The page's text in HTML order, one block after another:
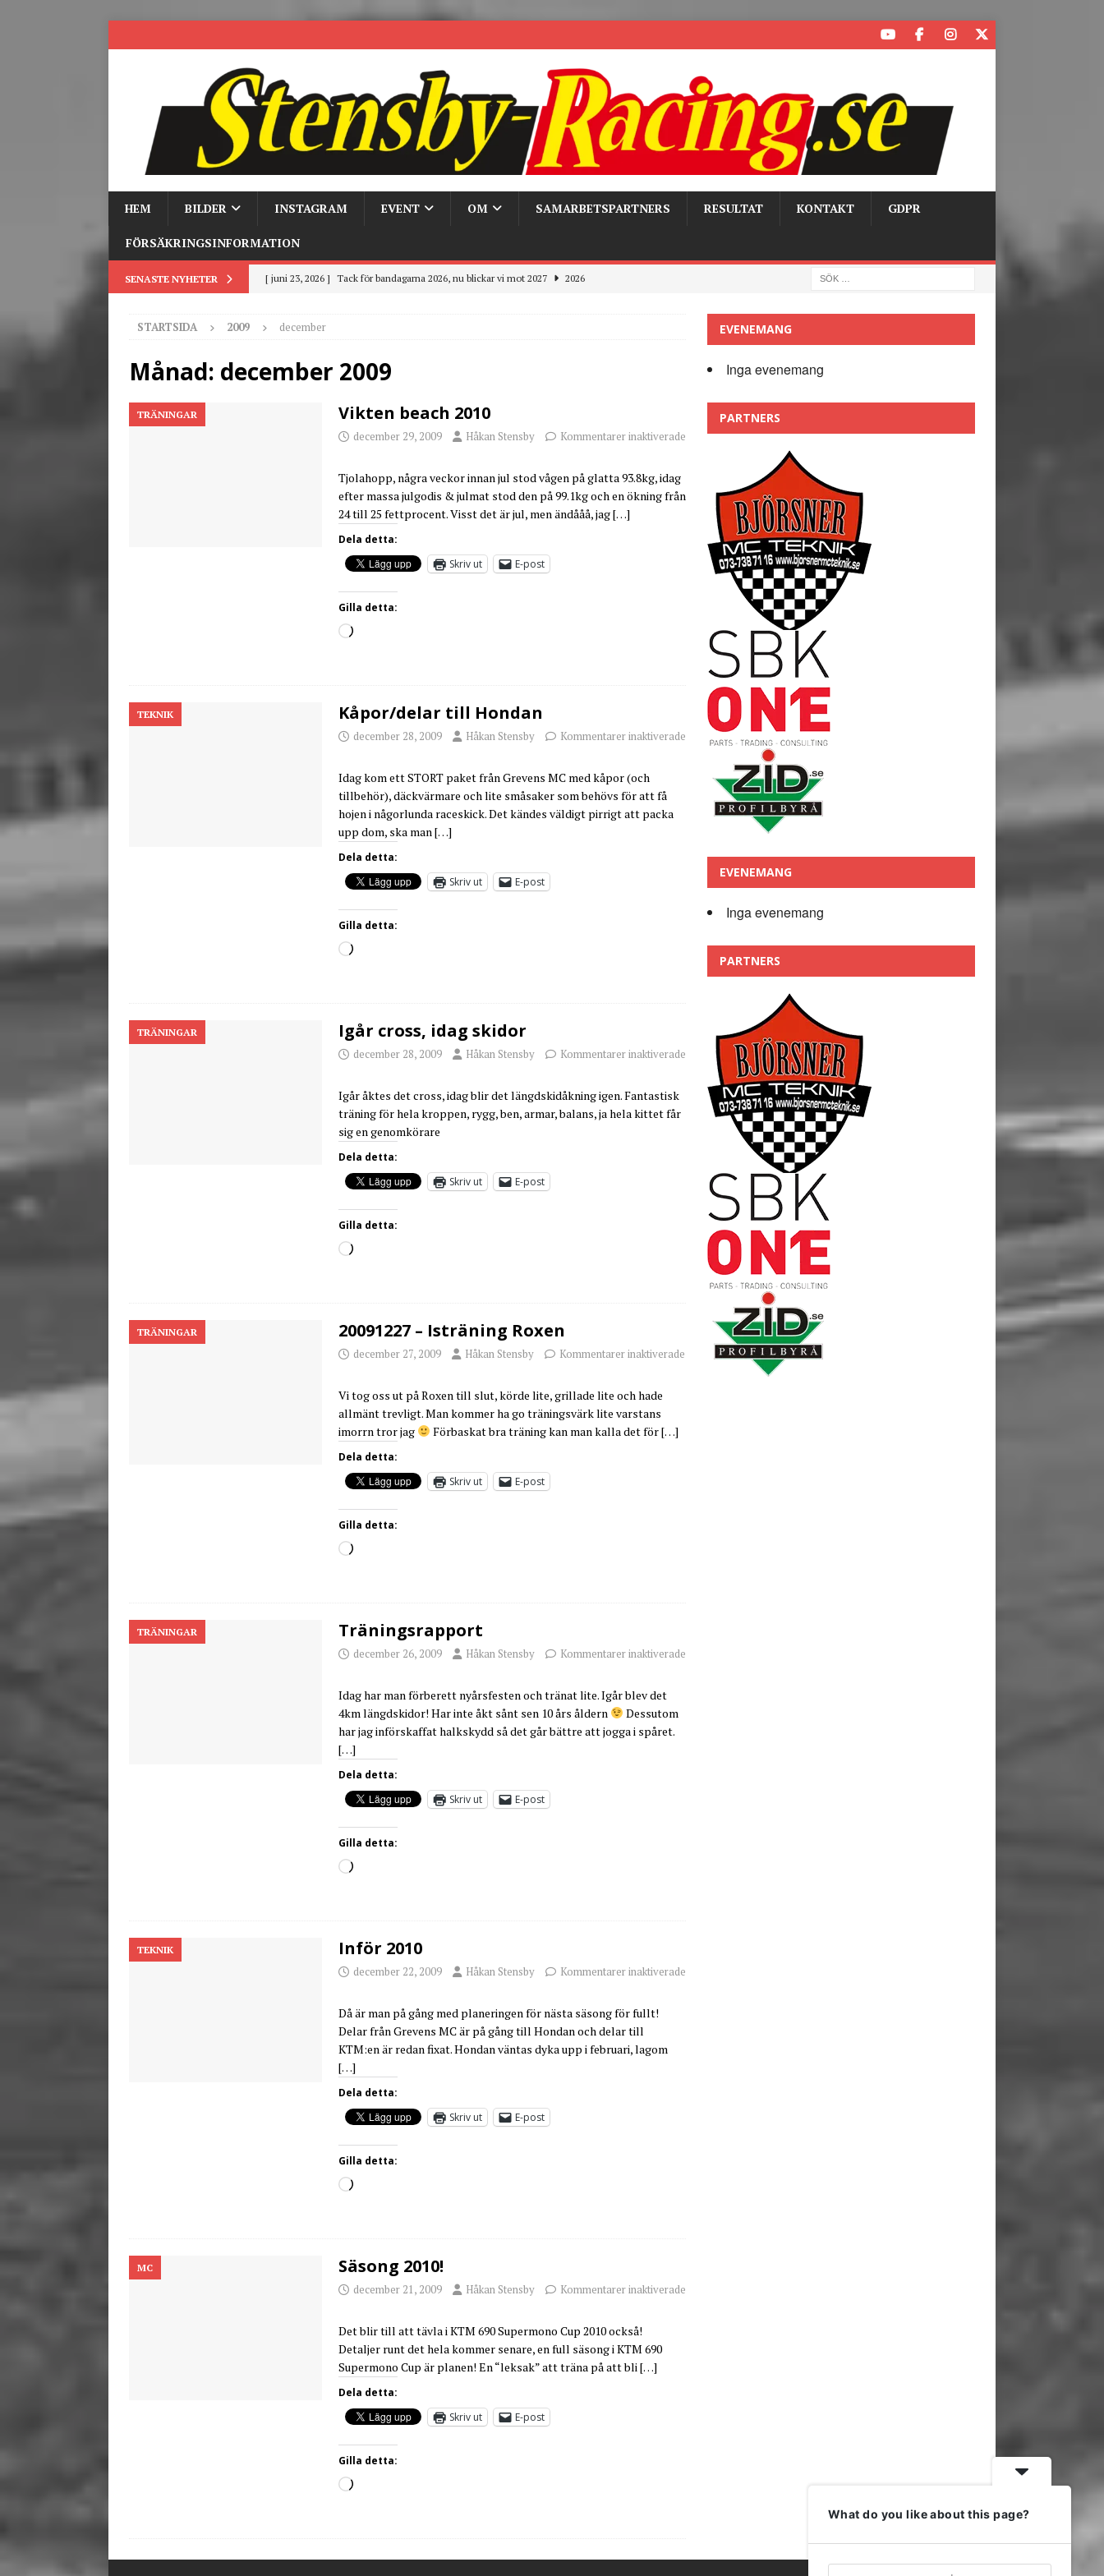
HEM BILDER INSTAGRAM EVENT OM SAMARBETSPARTNERS RESULTAT KONTAKT GDPR
FÖRSÄKRINGSINFORMATION
SENASTE NYHETER [ juni 23, 2026 ] Tack för bandagarna 2026, nu blickar vi mot 2027 2026
[ mars 19, 2026 ]
[ mars 9, 2026 ] Trackdays och Pirelli – detta hände verkligen!
STARTSIDA 2009 december
Månad: december 2009
TRÄNINGAR Vikten beach 2010
december 29, 2009 Håkan Stensby Kommentarer inaktiverade
Tjolahopp, några veckor innan jul stod vågen på glatta 93.8kg, idag
efter massa julgodis & julmat stod den på 99.1kg och en ökning från
24 till 25 fettprocent. Visst det är jul, men ändååå, jag[…]
Dela detta:
Skriv ut
E-post
Gilla detta:
TEKNIK Kåpor/delar till Hondan
december 28, 2009 Håkan Stensby Kommentarer inaktiverade
Idag kom ett STORT paket från Grevens MC med kåpor (och
tillbehör), däckvärmare och lite småsaker som behövs för att få
hojen i någorlunda raceskick. Det kändes väldigt pirrigt att packa
upp dom, ska man […]
Dela detta:
Skriv ut
E-post
Gilla detta:
TRÄNINGAR Igår cross, idag skidor
december 28, 2009 Håkan Stensby Kommentarer inaktiverade
Igår åktes det cross, idag blir det längdskidåkning igen. Fantastisk
träning för hela kroppen, rygg, ben, armar, balans, ja hela kittet får
sig en genomkörare
Dela detta:
Skriv ut
E-post
Gilla detta:
TRÄNINGAR 20091227 – Isträning Roxen
december 27, 2009 Håkan Stensby Kommentarer inaktiverade
Vi tog oss ut på Roxen till slut, körde lite, grillade lite och hade
allmänt trevligt. Man kommer ha go träningsvärk lite varstans
imorrn tror jag
Förbaskat bra träning kan man kalla det för[…]
Dela detta:
Skriv ut
E-post
Gilla detta:
TRÄNINGAR Träningsrapport
december 26, 2009 Håkan Stensby Kommentarer inaktiverade
Idag har man förberett nyårsfesten och tränat lite. Igår blev det
4km längdskidor! Har inte åkt sånt sen 10 års åldern
Dessutom
har jag införskaffat halkskydd så det går bättre att jogga i spåret.
[…]
Dela detta:
Skriv ut
E-post
Gilla detta:
TEKNIK Inför 2010
december 22, 2009 Håkan Stensby Kommentarer inaktiverade
Då är man på gång med planeringen för nästa säsong för fullt!
Delar från Grevens MC är på gång till Hondan och delar till
KTM:en är redan fixat. Hondan väntas dyka upp i februari, lagom
[…]
Dela detta:
Skriv ut
E-post
Gilla detta:
MC Säsong 2010!
december 21, 2009 Håkan Stensby Kommentarer inaktiverade
Det blir till att tävla i KTM 690 Supermono Cup 2010 också!
Detaljer runt det hela kommer senare, en full säsong i KTM 690
Supermono Cup är planen! En “leksak” att träna på att bli […]
Dela detta:
Skriv ut
E-post
Gilla detta:
EVENEMANG
Inga evenemang
PARTNERS
EVENEMANG
Inga evenemang
PARTNERS
What do you like about this page?